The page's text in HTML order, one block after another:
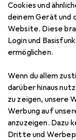
Cookies und
deinem Gerät und
Website. Diese
Login und
ermöglichen.
Wenn du allem
darüber hinaus
zu zeigen, unsere
Werbung auf
anzuzeigen. Dazu
Dritte und
Dipos
Preis in EUR inkl.
EUR
5,99
Bewertungen